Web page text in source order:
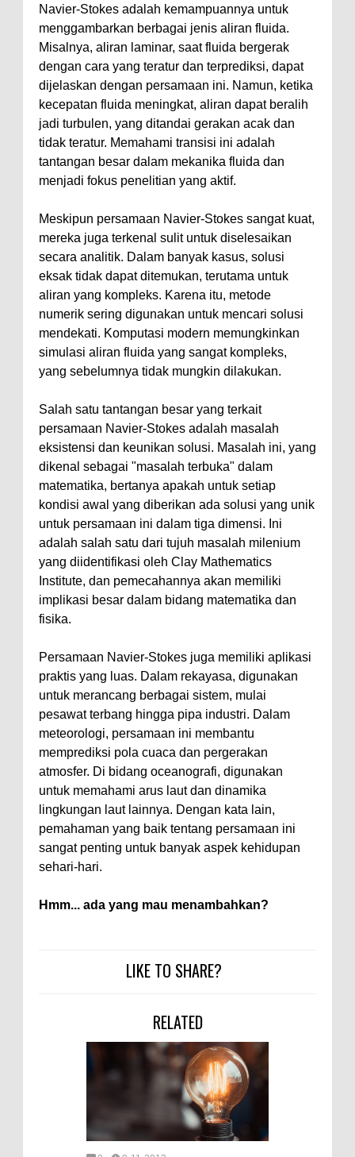
Navier-Stokes adalah kemampuannya untuk
menggambarkan berbagai jenis aliran fluida.
Misalnya, aliran laminar, saat fluida bergerak
dengan cara yang teratur dan terprediksi, dapat
dijelaskan dengan persamaan ini. Namun, ketika
kecepatan fluida meningkat, aliran dapat beralih
jadi turbulen, yang ditandai gerakan acak dan
tidak teratur. Memahami transisi ini adalah
tantangan besar dalam mekanika fluida dan
menjadi fokus penelitian yang aktif.
Meskipun persamaan Navier-Stokes sangat kuat,
mereka juga terkenal sulit untuk diselesaikan
secara analitik. Dalam banyak kasus, solusi
eksak tidak dapat ditemukan, terutama untuk
aliran yang kompleks. Karena itu, metode
numerik sering digunakan untuk mencari solusi
mendekati. Komputasi modern memungkinkan
simulasi aliran fluida yang sangat kompleks,
yang sebelumnya tidak mungkin dilakukan.
Salah satu tantangan besar yang terkait
persamaan Navier-Stokes adalah masalah
eksistensi dan keunikan solusi. Masalah ini, yang
dikenal sebagai "masalah terbuka" dalam
matematika, bertanya apakah untuk setiap
kondisi awal yang diberikan ada solusi yang unik
untuk persamaan ini dalam tiga dimensi. Ini
adalah salah satu dari tujuh masalah milenium
yang diidentifikasi oleh Clay Mathematics
Institute, dan pemecahannya akan memiliki
implikasi besar dalam bidang matematika dan
fisika.
Persamaan Navier-Stokes juga memiliki aplikasi
praktis yang luas. Dalam rekayasa, digunakan
untuk merancang berbagai sistem, mulai
pesawat terbang hingga pipa industri. Dalam
meteorologi, persamaan ini membantu
memprediksi pola cuaca dan pergerakan
atmosfer. Di bidang oceanografi, digunakan
untuk memahami arus laut dan dinamika
lingkungan laut lainnya. Dengan kata lain,
pemahaman yang baik tentang persamaan ini
sangat penting untuk banyak aspek kehidupan
sehari-hari.
Hmm... ada yang mau menambahkan?
LIKE TO SHARE?
RELATED